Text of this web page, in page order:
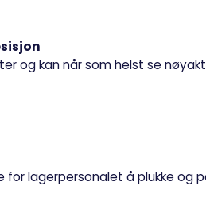
og kan når som helst se
lagerpersonalet å plukke og